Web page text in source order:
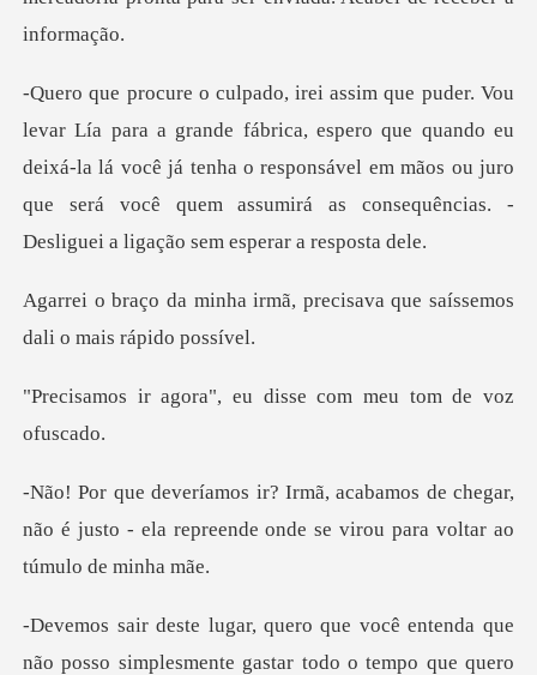
, espero que quando eu
deixá-la lá você já tenha o responsável em mãos ou juro
que será
mã, precisava que saíssemos
", eu disse com meu
de chegar,
não é justo - ela repreende onde
tempo que quero